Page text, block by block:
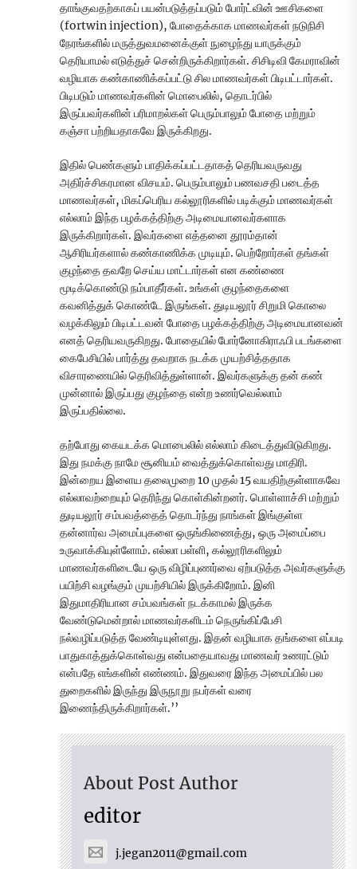
தாங்குவதற்காகப் பயன்படுத்தப்படும் போர்ட்வின் ஊசிகளை
(fortwin injection), போதைக்காக மாணவர்கள் நடுநிசி
நேரங்களில் மருத்துவமனைக்குள் நுழைந்து யாருக்கும்
தெரியாமல் எடுத்துச் சென்றிருக்கிறார்கள். சிசிடிவி கேமராவின்
வழியாக கண்காணிக்கப்பட்டு சில மாணவர்கள் பிடிபட்டார்கள்.
பிடிபடும் மாணவர்களின் மொபைலில், தொடர்பில்
இருப்பவர்களின் பரிமாறல்கள் பெரும்பாலும் போதை மற்றும்
கஞ்சா பற்றியதாகவே இருக்கிறது.
இதில் பெண்களும் பாதிக்கப்பட்டதாகத் தெரியவருவது
அதிர்ச்சிகரமான விசயம். பெரும்பாலும் பணவசதி படைத்த
மாணவர்கள், மிகப்பெரிய கல்லூரிகளில் படிக்கும் மாணவர்கள்
எல்லாம் இந்த பழக்கத்திற்கு அடிமையானவர்களாக
இருக்கிறார்கள். இவர்களை எத்தனை தூரம்தான்
ஆசிரியர்களால் கண்காணிக்க முடியும். பெற்றோர்கள் தங்கள்
குழந்தை தவறே செய்ய மாட்டார்கள் என கண்ணை
மூடிக்கொண்டு நம்பாதீர்கள். உங்கள் குழந்தைகளை
கவனித்துக் கொண்டே இருங்கள். துடியலூர் சிறுமி கொலை
வழக்கிலும் பிடிபட்டவன் போதை பழக்கத்திற்கு அடிமையானவன்
எனத் தெரியவருகிறது. போதையில் போர்னோகிராஃபி படங்களை
கைபேசியில் பார்த்து தவறாக நடக்க முயற்சித்ததாக
விசாரணையில் தெரிவித்துள்ளான். இவர்களுக்கு தன் கண்
முன்னால் இருப்பது குழந்தை என்ற உணர்வெல்லாம்
இருப்பதில்லை.
தற்போது கையடக்க மொபைலில் எல்லாம் கிடைத்துவிடுகிறது.
இது நமக்கு நாமே சூனியம் வைத்துக்கொள்வது மாதிரி.
இன்றைய இளைய தலைமுறை 10 முதல் 15 வயதிற்குள்ளாகவே
எல்லாவற்றையும் தெரிந்து கொள்கின்றனர். பொள்ளாச்சி மற்றும்
துடியலூர் சம்பவத்தைத் தொடர்ந்து நாங்கள் இங்குள்ள
தன்னார்வ அமைப்புகளை ஒருங்கிணைத்து, ஒரு அமைப்பை
உருவாக்கியுள்ளோம். எல்லா பள்ளி, கல்லூரிகளிலும்
மாணவர்களிடையே ஒரு விழிப்புணர்வை ஏற்படுத்த அவர்களுக்கு
பயிற்சி வழங்கும் முயற்சியில் இருக்கிறோம். இனி
இதுமாதிரியான சம்பவங்கள் நடக்காமல் இருக்க
வேண்டுமென்றால் மாணவர்களிடம் நெருங்கிப்பேசி
நல்வழிப்படுத்த வேண்டியுள்ளது. இதன் வழியாக தங்களை எப்படி
பாதுகாத்துக்கொள்வது என்பதையாவது மாணவர் உணரட்டும்
என்பதே எங்களின் எண்ணம். இதுவரை இந்த அமைப்பில் பல
துறைகளில் இருந்து இருநூறு நபர்கள் வரை
இணைந்திருக்கிறார்கள்.’’
About Post Author
editor
j.jegan2011@gmail.com